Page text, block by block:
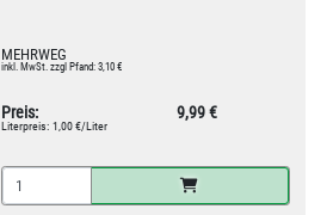
MEHRWEG
inkl. MwSt. zzgl Pfand: 3,10 €
Preis: 9,99 €
Literpreis: 1,00 €/Liter